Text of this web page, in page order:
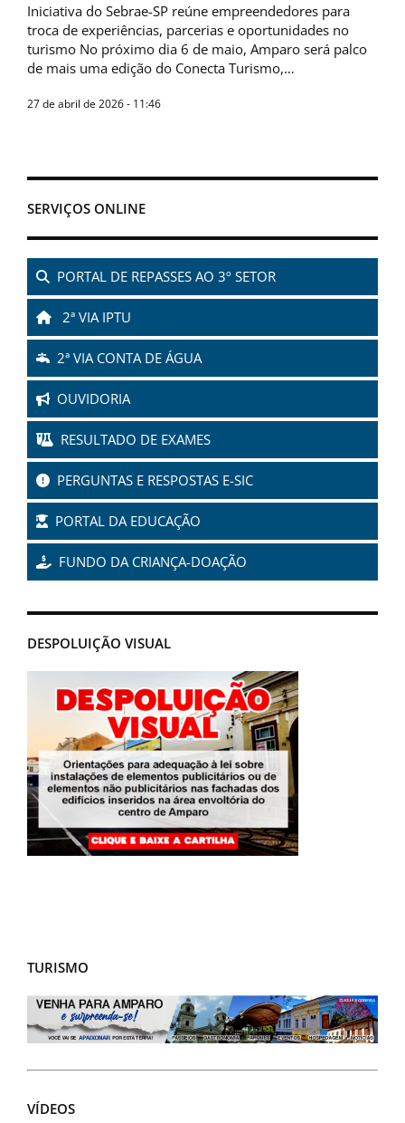
SERVIÇOS ONLINE
PORTAL DE REPASSES AO 3º SETOR
2ª VIA IPTU
2ª VIA CONTA DE ÁGUA
OUVIDORIA
RESULTADO DE EXAMES
PERGUNTAS E RESPOSTAS E-SIC
PORTAL DA EDUCAÇÃO
FUNDO DA CRIANÇA-DOAÇÃO
DESPOLUIÇÃO VISUAL
Iniciativa do Sebrae-SP reúne empreendedores para
troca de experiências, parcerias e oportunidades no
turismo No próximo dia 6 de maio, Amparo será palco
de mais uma edição do Conecta Turismo,…
27 de abril de 2026 - 11:46
TURISMO
VÍDEOS